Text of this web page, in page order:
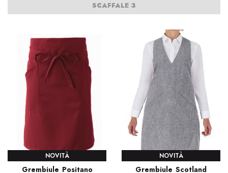
SCAFFALE 3
NOVITÀ
Grembiule Positano
NOVITÀ
Grembiule Scotland